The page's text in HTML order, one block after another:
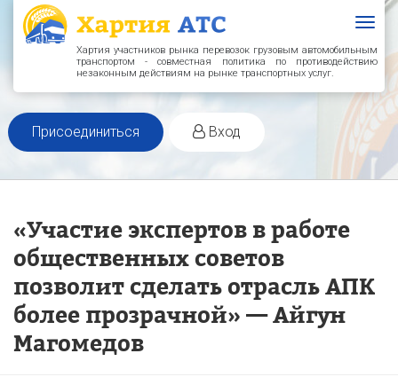
Хартия участников рынка перевозок грузовым автомобильным
транспортом - совместная политика по противодействию
незаконным действиям на рынке транспортных услуг.
Присоединиться Вход
«Участие экспертов в работе
общественных советов
позволит сделать отрасль АПК
более прозрачной» — Айгун
Магомедов